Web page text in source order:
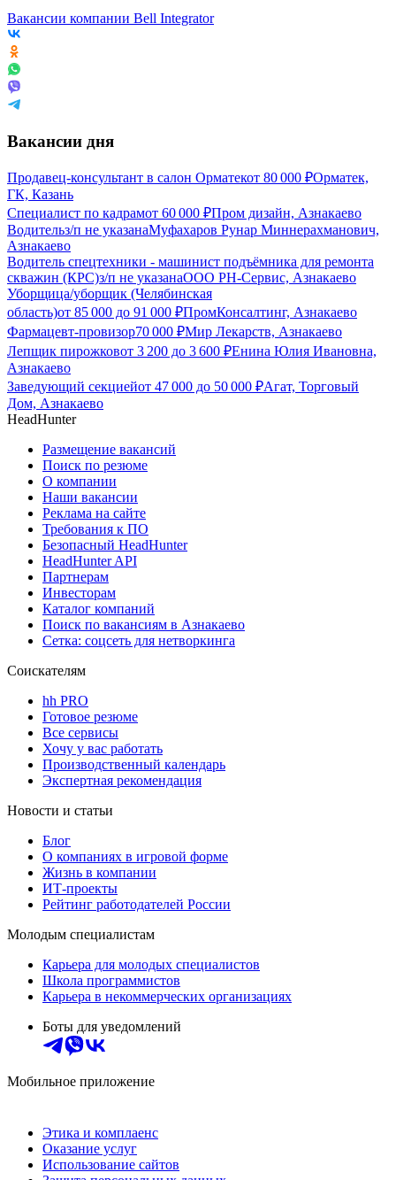
Вакансии компании Bell Integrator
Вакансии дня
Продавец-консультант в салон Орматекот 80 000 ₽Орматек,
ГК, Казань
Специалист по кадрамот 60 000 ₽Пром дизайн, Азнакаево
Водительз/п не указанаМуфахаров Рунар Миннерахманович,
Азнакаево
Водитель спецтехники - машинист подъёмника для ремонта
скважин (КРС)з/п не указанаООО РН-Сервис, Азнакаево
Уборщица/уборщик (Челябинская
область)от 85 000 до 91 000 ₽ПромКонсалтинг, Азнакаево
Фармацевт-провизор70 000 ₽Мир Лекарств, Азнакаево
Лепщик пирожковот 3 200 до 3 600 ₽Енина Юлия Ивановна,
Азнакаево
Заведующий секциейот 47 000 до 50 000 ₽Агат, Торговый
Дом, Азнакаево
HeadHunter
Размещение вакансий
Поиск по резюме
О компании
Наши вакансии
Реклама на сайте
Требования к ПО
Безопасный HeadHunter
HeadHunter API
Партнерам
Инвесторам
Каталог компаний
Поиск по вакансиям в Азнакаево
Сетка: соцсеть для нетворкинга
Соискателям
hh PRO
Готовое резюме
Все сервисы
Хочу у вас работать
Производственный календарь
Экспертная рекомендация
Новости и статьи
Блог
О компаниях в игровой форме
Жизнь в компании
ИТ-проекты
Рейтинг работодателей России
Молодым специалистам
Карьера для молодых специалистов
Школа программистов
Карьера в некоммерческих организациях
Боты для уведомлений
Мобильное приложение
Этика и комплаенс
Оказание услуг
Использование сайтов